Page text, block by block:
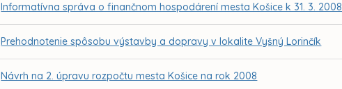
Informatívna správa o finančnom hospodárení mesta Košice k 31. 3. 2008
Prehodnotenie spôsobu výstavby a dopravy v lokalite Vyšný Lorinčík
Návrh na 2. úpravu rozpočtu mesta Košice na rok 2008